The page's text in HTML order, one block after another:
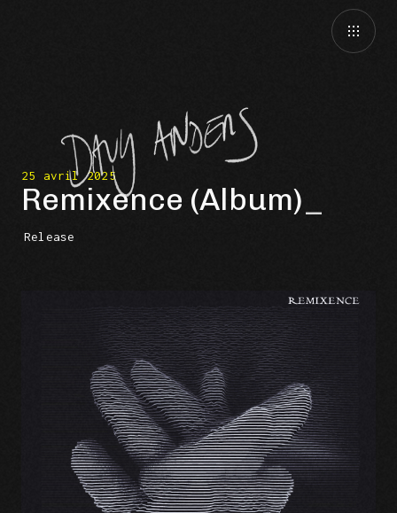
25 avril 2025
Remixence (Album)
Release